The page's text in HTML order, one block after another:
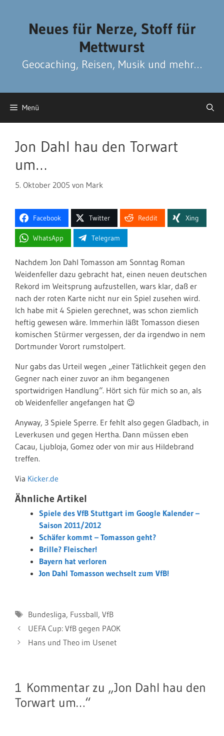
Neues für Nerze, Stoff für
Mettwurst
Geocaching, Reisen, Musik und mehr…
Menü
Jon Dahl hau den Torwart
um…
5. Oktober 2005 von Mark
Facebook Twitter Reddit Xing
WhatsApp Telegram
Nachdem Jon Dahl Tomasson am Sonntag Roman
Weidenfeller dazu gebracht hat, einen neuen deutschen
Rekord im Weitsprung aufzustellen, wars klar, daß er
nach der roten Karte nicht nur ein Spiel zusehen wird.
Ich habe mit 4 Spielen gerechnet, was schon ziemlich
heftig gewesen wäre. Immerhin läßt Tomasson diesen
komischen Stürmer vergessen, der da irgendwo in nem
Dortmunder Vorort rumstolpert.
Nur gabs das Urteil wegen „einer Tätlichkeit gegen den
Gegner nach einer zuvor an ihm begangenen
sportwidrigen Handlung“. Hört sich für mich so an, als
ob Weidenfeller angefangen hat 😉
Anyway, 3 Spiele Sperre. Er fehlt also gegen Gladbach, in
Leverkusen und gegen Hertha. Dann müssen eben
Cacau, Ljubloja, Gomez oder von mir aus Hildebrand
treffen.
Via Kicker.de
Ähnliche Artikel
Spiele des VfB Stuttgart im Google Kalender –
Saison 2011/2012
Schäfer kommt – Tomasson geht?
Brille? Fleischer!
Bayern hat verloren
Jon Dahl Tomasson wechselt zum VfB!
Schlagwörter
Bundesliga, Fussball, VfB
UEFA Cup: VfB gegen PAOK
Hans und Theo im Usenet
1 Kommentar zu „Jon Dahl hau den
Torwart um…“